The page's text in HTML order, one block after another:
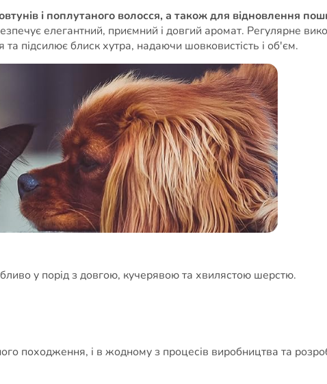
і поплутаного волосся, а також для відновлення
елегантний, приємний і довгий аромат. Регулярне
підсилює блиск хутра, надаючи шовковистість і об'єм.
у порід з довгою, кучерявою та хвилястою шерстю.
походження, і в жодному з процесів виробництва та